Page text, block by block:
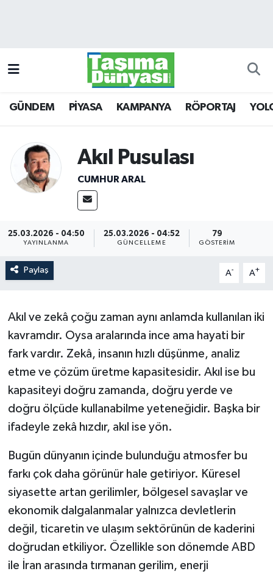
GÜNDEM PİYASA KAMPANYA RÖPORTAJ
Akıl Pusulası
CUMHUR ARAL
25.03.2026 - 04:50
YAYINLANMA
25.03.2026 - 04:52
GÜNCELLEME
79
GÖSTERIM
Paylaş A- A+
Akıl ve zekâ çoğu zaman aynı anlamda kullanılan iki
kavramdır. Oysa aralarında ince ama hayati bir
fark vardır. Zekâ, insanın hızlı düşünme, analiz
etme ve çözüm üretme kapasitesidir. Akıl ise bu
kapasiteyi doğru zamanda, doğru yerde ve
doğru ölçüde kullanabilme yeteneğidir. Başka bir
ifadeyle zekâ hızdır, akıl ise yön.
Bugün dünyanın içinde bulunduğu atmosfer bu
farkı çok daha görünür hale getiriyor. Küresel
siyasette artan gerilimler, bölgesel savaşlar ve
ekonomik dalgalanmalar yalnızca devletlerin
değil, ticaretin ve ulaşım sektörünün de kaderini
doğrudan etkiliyor. Özellikle son dönemde ABD
ile İran arasında tırmanan gerilim, enerji
KAMPANYA
YOLCU TAŞIMA
E-GAZETE
TAŞITLAR
Trafik Durumu
Süper Lig Puan Durumu ve Fikstür
Son Dakika Haberleri
Haber Arşivi